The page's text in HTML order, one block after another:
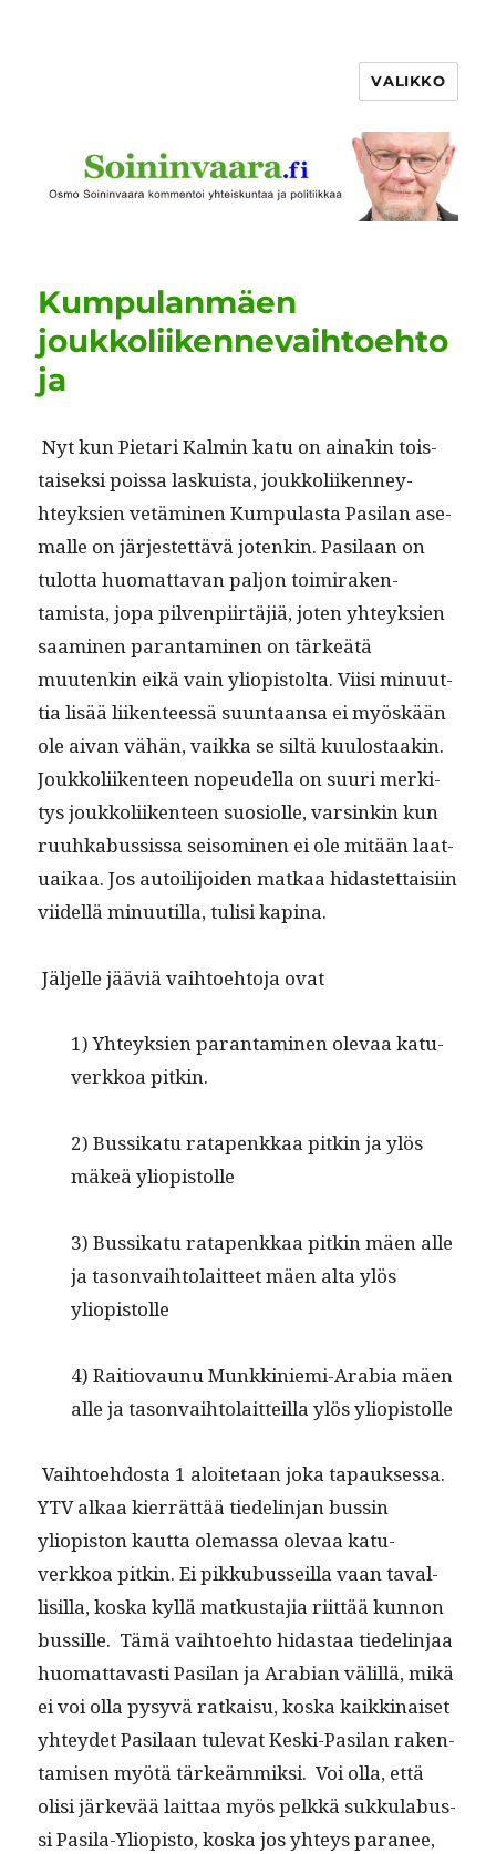
VALIKKO
Kumpulanmäen
joukkoliikennevaihtoehto
ja
Nyt kun Pietari Kalmin katu on ainakin tois­
taisek­si pois­sa laskuista, joukkoli­iken­ney­
hteyk­sien vetämi­nen Kumpu­las­ta Pasi­lan ase­
malle on jär­jestet­tävä jotenkin. Pasi­laan on
tulot­ta huo­mat­ta­van paljon toimi­rak­en­
tamista, jopa pil­ven­pi­irtäjiä, joten yhteyk­sien
saami­nen paran­t­a­mi­nen on tärkeätä
muutenkin eikä vain yliopis­tol­ta. Viisi min­u­ut­
tia lisää liiken­teessä suun­taansa ei myöskään
ole aivan vähän, vaik­ka se siltä kuu­lostaakin.
Joukkoli­iken­teen nopeudel­la on suuri merk­i­
tys joukkoli­iken­teen suo­si­olle, varsinkin kun
ruuhk­abus­sis­sa sei­somi­nen ei ole mitään laat­
u­aikaa. Jos autoil­i­joiden matkaa hidastet­taisi­in
viidel­lä min­uu­til­la, tulisi kapina.
Jäl­jelle jääviä vai­h­toe­hto­ja ovat
1) Yhteyk­sien paran­t­a­mi­nen ole­vaa katu­
verkkoa pitkin.
2) Bus­sikatu rat­apenkkaa pitkin ja ylös
mäkeä yliopistolle
3) Bus­sikatu rat­apenkkaa pitkin mäen alle
ja tason­va­i­h­to­lait­teet mäen alta ylös
yliopistolle
4) Raitio­vaunu Munkkinie­mi-Ara­bia mäen
alle ja tason­va­i­h­to­lait­teil­la ylös yliopistolle
Vai­h­toe­hdos­ta 1 aloite­taan joka tapauk­ses­sa.
YTV alkaa kier­rät­tää tiedelin­jan bussin
yliopis­ton kaut­ta ole­mas­sa ole­vaa katu­
verkkoa pitkin. Ei pikkubus­seil­la vaan taval­
lisil­la, kos­ka kyl­lä matkus­ta­jia riit­tää kun­non
bus­sille. Tämä vai­h­toe­hto hidas­taa tiedelin­jaa
huo­mat­tavasti Pasi­lan ja Ara­bi­an välil­lä, mikä
ei voi olla pysyvä ratkaisu, kos­ka kaikki­naiset
yhtey­det Pasi­laan tule­vat Kes­ki-Pasi­lan rak­en­
tamisen myötä tärkeäm­mik­si. Voi olla, että
olisi järkevää lait­taa myös pelkkä sukku­la­bus­
si Pasi­la-Yliopis­to, kos­ka jos yhteys para­nee,